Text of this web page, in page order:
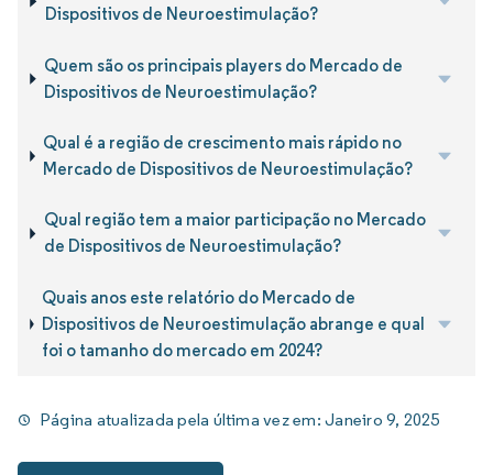
Dispositivos de Neuroestimulação?
Quem são os principais players do Mercado de
Dispositivos de Neuroestimulação?
Qual é a região de crescimento mais rápido no
Mercado de Dispositivos de Neuroestimulação?
Qual região tem a maior participação no Mercado
de Dispositivos de Neuroestimulação?
Quais anos este relatório do Mercado de
Dispositivos de Neuroestimulação abrange e qual
foi o tamanho do mercado em 2024?
Página atualizada pela última vez em:Janeiro 9, 2025